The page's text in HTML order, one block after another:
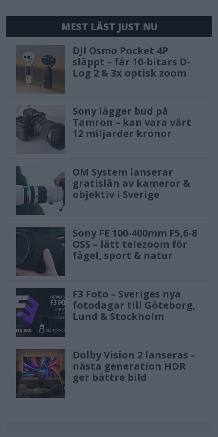
MEST LÄST JUST NU
DJI Osmo Pocket 4P
släppt – får 10-bitars D-
Log 2 & 3x optisk zoom
Sony lägger bud på
Tamron – kan vara värt
12 miljarder kronor
OM System lanserar
gratislån av kameror &
objektiv i Sverige
Sony FE 100-400mm F5,6-8
OSS – lätt telezoom för
fågel, sport & natur
F3 Foto – Sveriges nya
fotodagar till Göteborg,
Lund & Stockholm
Dolby Vision 2 lanseras –
nästa generation HDR
ger bättre bild